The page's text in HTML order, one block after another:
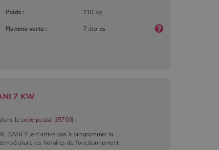
Poids : 110 kg
Flamme verte : 7 étoiles
7 KW
le code postal 15700) :
DANI 7 je n'arrive pas à programmer la
les horaires de fonctionnement